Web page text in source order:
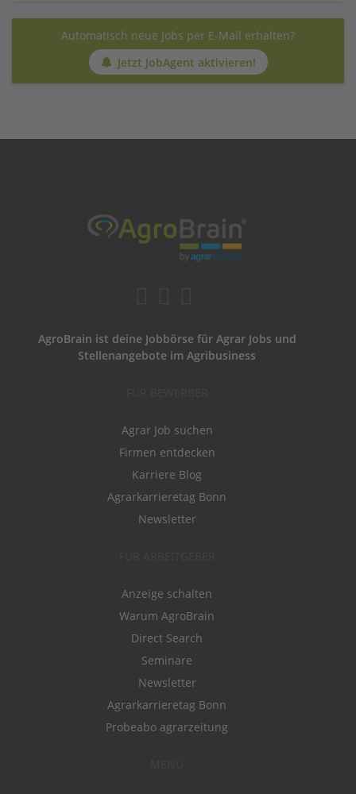
Automatisch neue Jobs per E-Mail erhalten?
Jetzt JobAgent aktivieren!
AgroBrain ist deine Jobbörse für Agrar Jobs und
Stellenangebote im Agribusiness
Agrar Job suchen
Firmen entdecken
Karriere Blog
Agrarkarrieretag Bonn
Newsletter
Anzeige schalten
Warum AgroBrain
Direct Search
Seminare
Newsletter
Agrarkarrieretag Bonn
Probeabo agrarzeitung